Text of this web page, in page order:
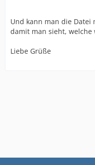
Und kann man die
damit man sieht, welche
Liebe Grüße